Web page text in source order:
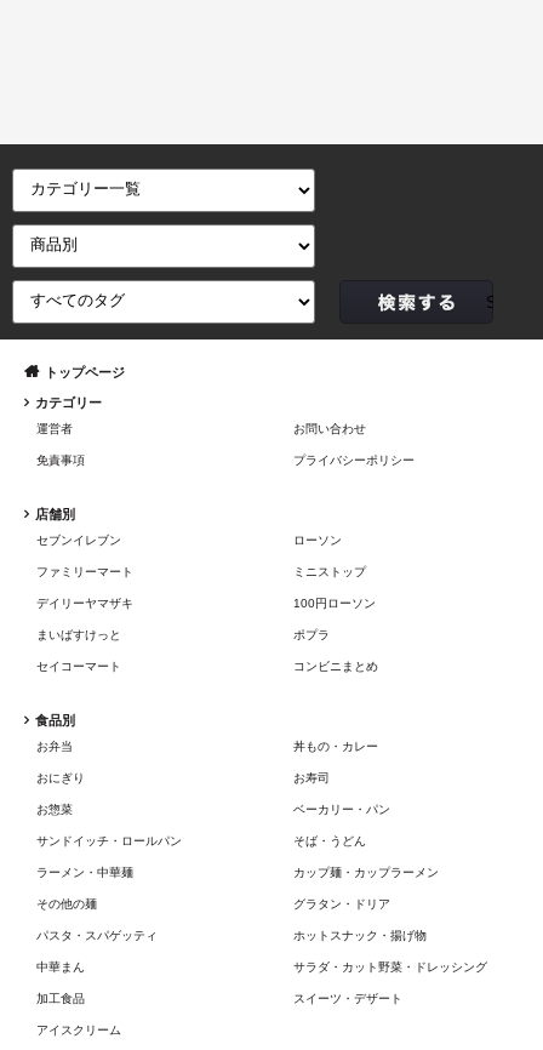
トップページ
カテゴリー
運営者 お問い合わせ
免責事項 プライバシーポリシー
店舗別
セブンイレブン ローソン
ファミリーマート ミニストップ
デイリーヤマザキ 100円ローソン
まいばすけっと ポプラ
セイコーマート コンビニまとめ
食品別
お弁当 丼もの・カレー
おにぎり お寿司
お惣菜 ベーカリー・パン
サンドイッチ・ロールパン そば・うどん
ラーメン・中華麺 カップ麺・カップラーメン
その他の麺 グラタン・ドリア
パスタ・スパゲッティ ホットスナック・揚げ物
中華まん サラダ・カット野菜・ドレッシング
加工食品 スイーツ・デザート
アイスクリーム